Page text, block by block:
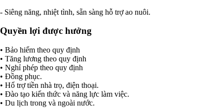
- Siêng năng, nhiệt tình, sẵn sàng hỗ trợ ao nuôi.
Quyền lợi được hưởng
• Bảo hiểm theo quy định
• Tăng lương theo quy định
• Nghỉ phép theo quy định
• Đồng phục.
• Hổ trợ tiền nhà trọ, điện thoại.
• Đào tạo kiến thức và năng lực làm việc.
• Du lịch trong và ngoài nước.